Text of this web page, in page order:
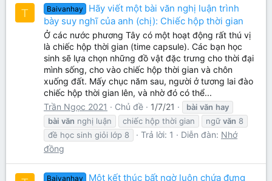
T Baivanhay
Hãy viết một bài văn nghị luận trình
bày suy nghĩ của anh (chị): Chiếc hộp thời gian
Ở các nước phương Tây có một hoạt động rất thú vị
là chiếc hộp thời gian (time capsule). Các bạn học
sinh sẽ lựa chọn những đồ vật đặc trưng cho thời đại
mình sống, cho vào chiếc hộp thời gian và chôn
xuống đất. Mấy chục năm sau, người ở tương lai đào
chiếc hộp thời gian lên, và nhờ đó có thể...
Trần Ngọc 2021
Chủ đề 1/7/21 bài văn hay
bài văn nghị luận chiếc hộp thời gian ngữ văn 8
đề học sinh giỏi lớp 8
Trả lời: 1 Diễn đàn: Nhớ
đồng
Baivanhay
Một kết thúc bất ngờ luôn chứa đựng